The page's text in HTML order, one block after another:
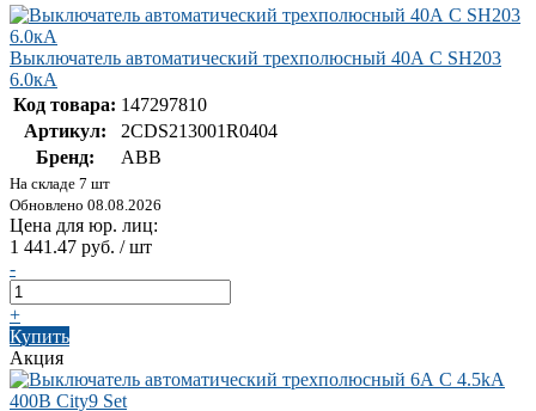
Выключатель автоматический трехполюсный 40А С SH203
6.0кА
Код товара: 147297810
Артикул:
2CDS213001R0404
Бренд:
ABB
На складе 7 шт
Обновлено 08.08.2026
Цена для юр. лиц:
1 441.47 руб. / шт
-
+
Купить
Акция